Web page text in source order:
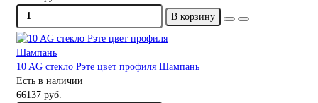
В корзину
10 AG стекло Рэте цвет профиля Шампань
Есть в наличии
66137 руб.